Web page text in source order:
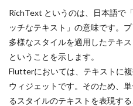
RichText というのは、日本語で
ッチなテキスト」の意味です。
多様なスタイルを適用したテキ
ということを示します。
Flutterにおいては、テキストに
ウィジェットです。そのため、
るスタイルのテキストを表現する